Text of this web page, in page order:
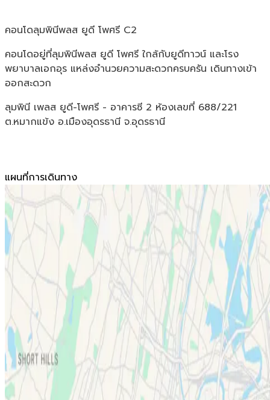
คอนโดลุมพินีพลส ยูดี โพศรี C2
คอนโดอยู่ที่ลุมพินีพลส ยูดี โพศรี ใกล้กับยูดีทาวน์ และโรง
พยาบาลเอกอุร แหล่งอำนวยความสะดวกครบครัน เดินทางเข้า
ออกสะดวก
ลุมพินี เพลส ยูดี-โพศรี - อาคารซี 2 ห้องเลขที่ 688/221
ต.หมากแข้ง อ.เมืองอุดรธานี จ.อุดรธานี
แผนที่การเดินทาง